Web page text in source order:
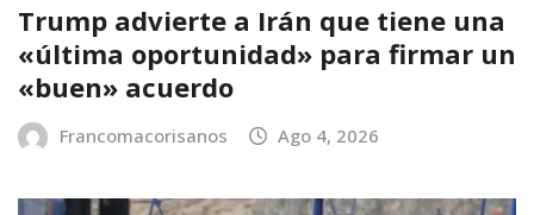
Trump advierte a Irán que tiene una
«última oportunidad» para firmar un
«buen» acuerdo
Francomacorisanos Ago 4, 2026